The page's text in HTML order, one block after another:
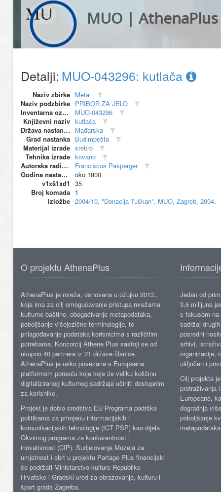
MUO | AthenaPlus
Detalji: MUO-043296: kutlača
Naziv zbirke Metal
Naziv podzbirke PRIBOR ZA JELO
Inventarna oznaka
MUO-043296
Književni naziv kutlača
Država nastanka
Mađarska
Grad nastanka Budimpešta
Materijal izrade srebro
Tehnika izrade kovano
Autorska radionica (proizvođač)
Franciscus Pasperger
Godina nastanka
oko 1800
v1xš1xd1
35
Broj komada 1
Izložbe 2004/10, "Donacija Tuškan", MUO, Zagreb, 2004.
O projektu AthenaPlus
AthenaPlus je mreža, osnovana u ožujku 2013.,
koja ima za cilj omogućavanje pristupa mrežama
kulturne baštine, obogaćivanje metapodataka,
poboljšanje višejezične terminologije, te
prilagođavanje podataka korisnicima s različitim
potrebama. Konzorcij Athene Plus sastoji se od
ukupno 40 partnera iz 21 države članice.
AthenaPlus je usko povezana s Europeana
platformom pomoću koje koje će veliku količinu
digitaliziranog kulturnog sadržaja učiniti dostupnim
za korisnike.
Projekt je dobio sredstva EU Programa podrške
politikama za primjenu informacijskih i
komunikacijskih tehnologije (ICT PSP) kao dijela
Okvirnog programa za konkurentnost i
inovativnost (CIP). Sudjelovanje Muzeja za
umjetnost i obrt u projektu Partage Plus financijski
će podržati Ministarstvo kulture Republike
Hrvatske i Gradski ured za obrazovanje, kulturu i
šport grada Zagreba.
Jedan od
3,6 milijuna
s fokusom
sadržaj
posredni
arhivi,
organizacije,
uključen i
Cilj projekta
pretraživanja
Europeane,
dogradnja
poboljšanje